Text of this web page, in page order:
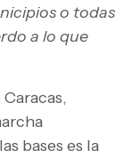
o todas
a lo que
bases es la